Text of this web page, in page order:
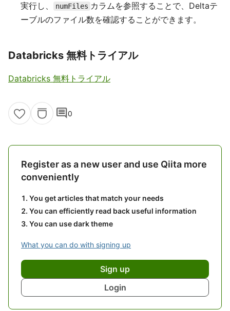
実行し、
numFiles カラムを参照することで、Deltaテ
ーブルのファイル数を確認することができます。
Databricks 無料トライアル
Databricks 無料トライアル
comment0
Register as a new user and use Qiita more
conveniently
You get articles that match your needs
You can efficiently read back useful information
You can use dark theme
What you can do with signing up
Sign up
Login